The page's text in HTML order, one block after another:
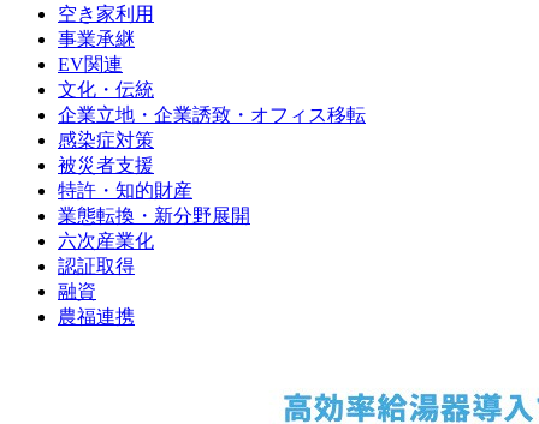
空き家利用
事業承継
EV関連
文化・伝統
企業立地・企業誘致・オフィス移転
感染症対策
被災者支援
特許・知的財産
業態転換・新分野展開
六次産業化
認証取得
融資
農福連携